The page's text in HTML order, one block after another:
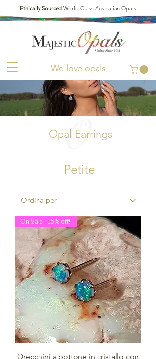
We love opals
Ethically Sourced World-Class Australian Opals
Opal Earrings
Petite
On Sale - 15% off!
Orecchini a bottone in cristallo con